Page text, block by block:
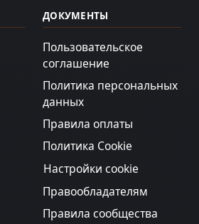
ДОКУМЕНТЫ
Пользовательское
соглашение
Политика персональных
данных
Правила оплаты
Политика Cookie
Настройки cookie
Правообладателям
Правила сообщества